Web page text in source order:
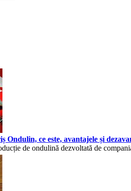
Ondulin, ce este, avantajele și
de ondulină dezvoltată de